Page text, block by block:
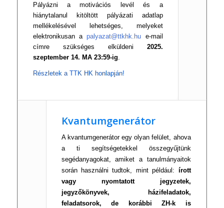
Pályázni a motivációs levél és a
hiánytalanul kitöltött pályázati adatlap
mellékelésével lehetséges, melyeket
elektronikusan apalyazat@ttkhk.hu e-mail
címre szükséges elküldeni 2025.
szeptember 14. MA 23:59-ig.
Részletek a TTK HK honlapján!
Kvantumgenerátor
A kvantumgenerátor egy olyan felület, ahova
a ti segítségetekkel összegyűjtünk
segédanyagokat, amiket a tanulmányaitok
során használni tudtok, mint például: írott
vagy nyomtatott jegyzetek,
jegyzőkönyvek, házifeladatok,
feladatsorok, de korábbi ZH-k is